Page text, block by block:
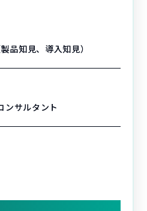
品知見、導入知見）
ンサルタント